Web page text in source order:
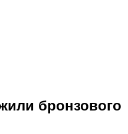
бронзового